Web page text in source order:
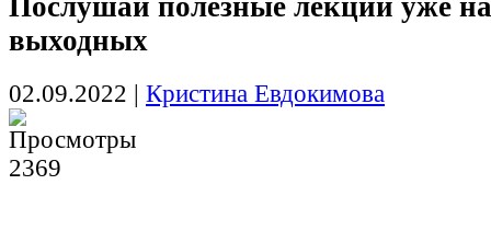
выходных
02.09.2022 | Кристина Евдокимова
2369